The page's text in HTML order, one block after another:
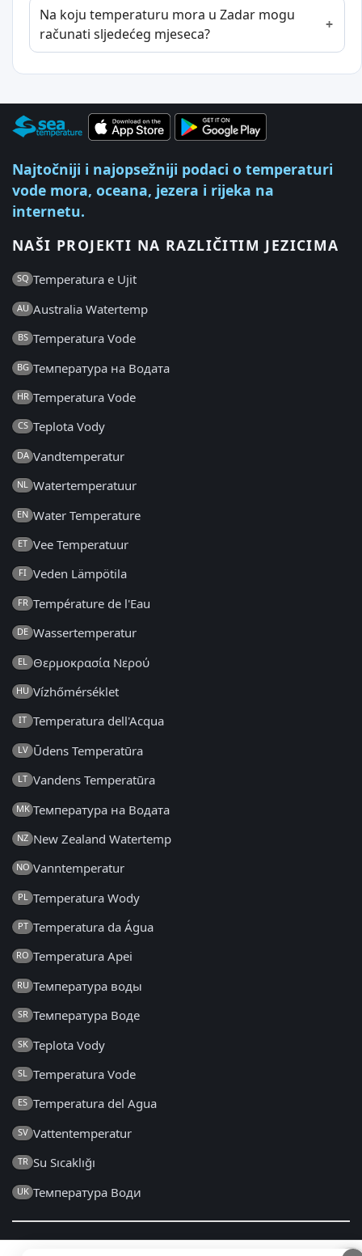
Na koju temperaturu mora u Zadar mogu
računati sljedećeg mjeseca?
Najtočniji i najopsežniji podaci o temperaturi
vode mora, oceana, jezera i rijeka na
internetu.
NAŠI PROJEKTI NA RAZLIČITIM JEZICIMA
SQ Temperatura e Ujit
AU Australia Watertemp
BS Temperatura Vode
BG Температура на Водата
HR Temperatura Vode
CS Teplota Vody
DA Vandtemperatur
NL Watertemperatuur
EN Water Temperature
ET Vee Temperatuur
FI Veden Lämpötila
FR Température de l'Eau
DE Wassertemperatur
EL Θερμοκρασία Νερού
HU Vízhőmérséklet
IT Temperatura dell'Acqua
LV Ūdens Temperatūra
LT Vandens Temperatūra
MK Температура на Водата
NZ New Zealand Watertemp
NO Vanntemperatur
PL Temperatura Wody
PT Temperatura da Água
RO Temperatura Apei
RU Температура воды
SR Температура Воде
SK Teplota Vody
SL Temperatura Vode
ES Temperatura del Agua
SV Vattentemperatur
TR Su Sıcaklığı
UK Температура Води